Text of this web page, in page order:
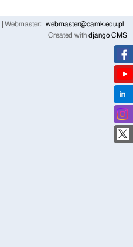
Webmaster:
webmaster@camk.edu.pl
Created with django CMS